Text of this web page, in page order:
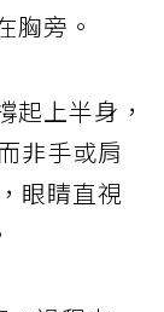
胸旁。
起上半身，
非手或肩
眼睛直視